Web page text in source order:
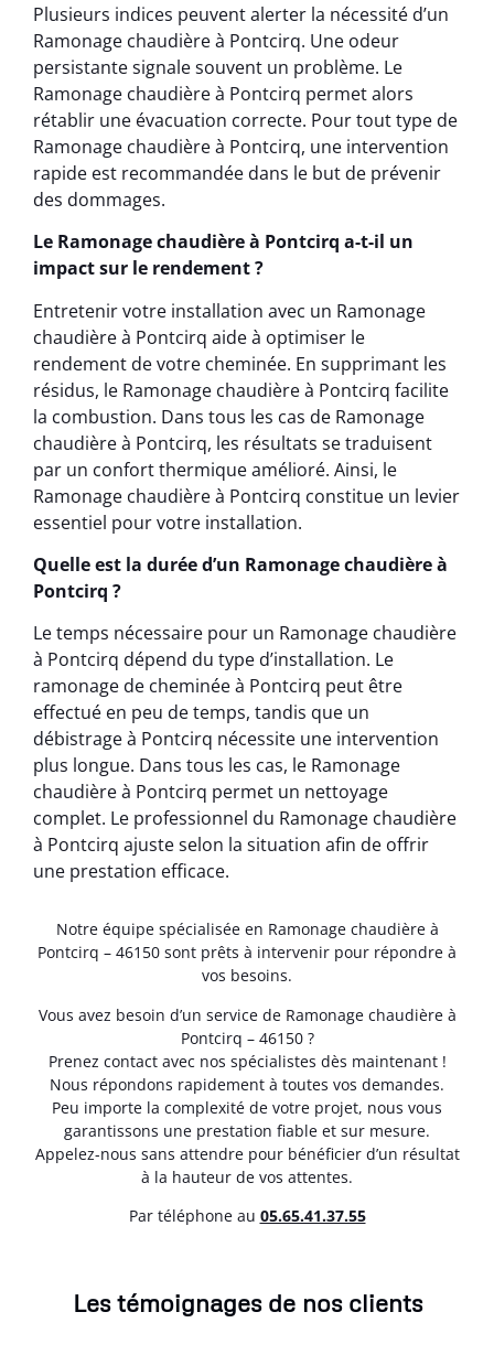
Plusieurs indices peuvent alerter la nécessité d’un
Ramonage chaudière à Pontcirq. Une odeur
persistante signale souvent un problème. Le
Ramonage chaudière à Pontcirq permet alors
rétablir une évacuation correcte. Pour tout type de
Ramonage chaudière à Pontcirq, une intervention
rapide est recommandée dans le but de prévenir
des dommages.
Le Ramonage chaudière à Pontcirq a-t-il un
impact sur le rendement ?
Entretenir votre installation avec un Ramonage
chaudière à Pontcirq aide à optimiser le
rendement de votre cheminée. En supprimant les
résidus, le Ramonage chaudière à Pontcirq facilite
la combustion. Dans tous les cas de Ramonage
chaudière à Pontcirq, les résultats se traduisent
par un confort thermique amélioré. Ainsi, le
Ramonage chaudière à Pontcirq constitue un levier
essentiel pour votre installation.
Quelle est la durée d’un Ramonage chaudière à
Pontcirq ?
Le temps nécessaire pour un Ramonage chaudière
à Pontcirq dépend du type d’installation. Le
ramonage de cheminée à Pontcirq peut être
effectué en peu de temps, tandis que un
débistrage à Pontcirq nécessite une intervention
plus longue. Dans tous les cas, le Ramonage
chaudière à Pontcirq permet un nettoyage
complet. Le professionnel du Ramonage chaudière
à Pontcirq ajuste selon la situation afin de offrir
une prestation efficace.
Notre équipe spécialisée en Ramonage chaudière à
Pontcirq – 46150 sont prêts à intervenir pour répondre à
vos besoins.
Vous avez besoin d’un service de Ramonage chaudière à
Pontcirq – 46150 ?
Prenez contact avec nos spécialistes dès maintenant !
Nous répondons rapidement à toutes vos demandes.
Peu importe la complexité de votre projet, nous vous
garantissons une prestation fiable et sur mesure.
Appelez-nous sans attendre pour bénéficier d’un résultat
à la hauteur de vos attentes.
Par téléphone au 05.65.41.37.55
Les témoignages de nos clients